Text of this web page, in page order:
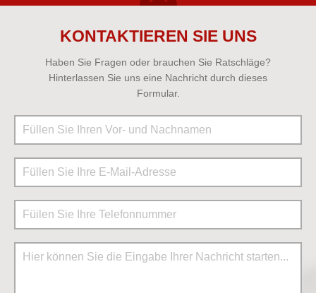
KONTAKTIEREN SIE UNS
Haben Sie Fragen oder brauchen Sie Ratschläge?
Hinterlassen Sie uns eine Nachricht durch dieses
Formular.